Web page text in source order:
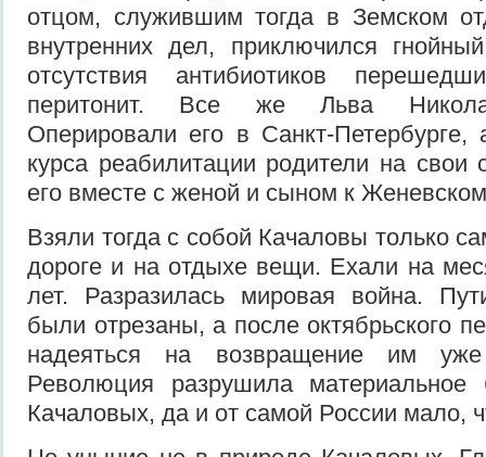
отцом, служившим тогда в Земском
внутренних дел, приключился
отсутствия антибиотиков
перитонит. Все же Льва
Оперировали его в Санкт-
курса реабилитации родители на свои
его вместе с женой и сыном к
Взяли тогда с собой Качаловы только
дороге и на отдыхе вещи. Ехали на
лет. Разразилась мировая война.
были отрезаны, а после октябрьского
надеяться на возвращение им
Революция разрушила материальное
Качаловых, да и от самой России мало,